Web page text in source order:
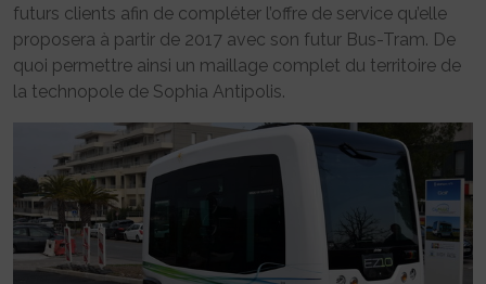
futurs clients afin de compléter l’offre de service qu’elle
proposera à partir de 2017 avec son futur Bus-Tram. De
quoi permettre ainsi un maillage complet du territoire de
la technopole de Sophia Antipolis.